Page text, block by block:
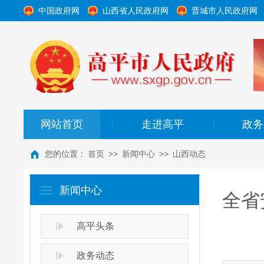
中国政府网 山西省人民政府网 晋城市人民政府网
网站首页 走进高平 政
您的位置： 首页 >> 新闻中心 >> 山西动态
新闻中心
高平头条
政务动态
全